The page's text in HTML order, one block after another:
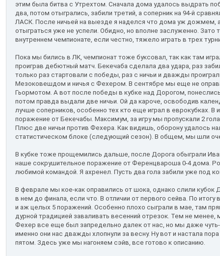
этим была битва с Утрехтом. Сначала дома удалось выдрать
два, потом отыгрались, забили третий, а соперник на 94-й
ЛАСК. После ничьей на выезде я наделся что дома уж дожмем,
отыграться уже не успели. Обидно, но вполне заслуженно. Зато
внутреннем чемпионате, если честно, тяжело играть в трех
Пока мы бились в ЛК, чемпионат тоже буксовал, так как там
проиграв дебютный матч. Бекечаба сделала два удара, раз
только раз стартовали с победы, раз с ничьи и дважды
Мезоковешдом и ничья с Фехером. В сентябре мы еще не
Гьормотом. А вот после победы в кубке над Дорогом,
потом правда выдали две ничьи. Ой да кароче, освободив
лучше соперников, особенно тех кто еще играл в еврокубках. В
поражение от Бекечабы. Максимум, за игру мы пропускали 2
Плюс две ничьи против Фехера. Как видишь, оборону удалось
статистическом блоке (следующий сезон). В общем, мы шли
В кубке тоже прощемились дальше, после Дорога обыграли
наше сокрушительное поражение от Ференцвароша 0-4 дома.
любимой командой. Я ахренел. Пусть два гола забили уже под
В феврале мы кое-как оправились от шока, однако слили кубок
в нем до финала, если что. В отличии от первого сейва. По
и аж целых 5 поражений. Особенно плохо сыграли в мае, там
дурной традицией заваливать весенний отрезок. Тем не
Фехер все еще был запредельно далек от нас, но мы даже
именно они нас дважды хлопнули за весну. Ну вот и настала
пятом. Здесь уже мы нагоняем сэйв, все готово к описанию.